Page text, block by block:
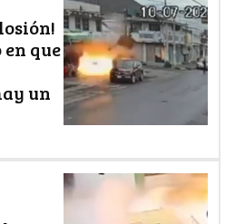
que
un